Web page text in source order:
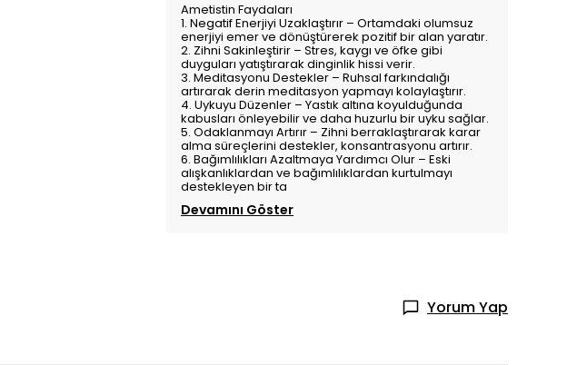
Ametistin Faydaları
1. Negatif Enerjiyi Uzaklaştırır – Ortamdaki olumsuz
enerjiyi emer ve dönüştürerek pozitif bir alan yaratır.
2. Zihni Sakinleştirir – Stres, kaygı ve öfke gibi
duyguları yatıştırarak dinginlik hissi verir.
3. Meditasyonu Destekler – Ruhsal farkındalığı
artırarak derin meditasyon yapmayı kolaylaştırır.
4. Uykuyu Düzenler – Yastık altına koyulduğunda
kabusları önleyebilir ve daha huzurlu bir uyku sağlar.
5. Odaklanmayı Artırır – Zihni berraklaştırarak karar
alma süreçlerini destekler, konsantrasyonu artırır.
6. Bağımlılıkları Azaltmaya Yardımcı Olur – Eski
alışkanlıklardan ve bağımlılıklardan kurtulmayı
destekleyen bir ta
Devamını Göster
Yorum Yap